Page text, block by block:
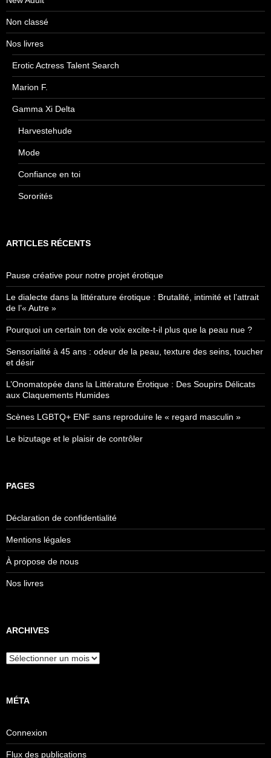
Non classé
Nos livres
Erotic Actress Talent Search
Marion F.
Gamma Xi Delta
Harvestehude
Mode
Confiance en toi
Sororités
ARTICLES RÉCENTS
Pause créative pour notre projet érotique
Le dialecte dans la littérature érotique : Brutalité, intimité et l’attrait
de l’« Autre »
Pourquoi un certain ton de voix excite-t-il plus que la peau nue ?
Sensorialité à 45 ans : odeur de la peau, texture des seins, toucher
et désir
L’Onomatopée dans la Littérature Érotique : Des Soupirs Délicats
aux Claquements Humides
Scènes LGBTQ+ ENF sans reproduire le « regard masculin »
Le bizutage et le plaisir de contrôler
PAGES
Déclaration de confidentialité
Mentions légales
À propose de nous
Nos livres
ARCHIVES
Archives
MÉTA
Connexion
Flux des publications